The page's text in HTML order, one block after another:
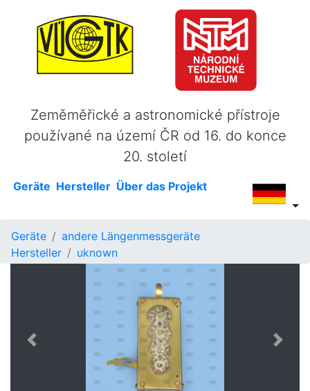
Zeměměřické a astronomické přístroje
používané na území ČR od 16. do konce
20. století
Geräte Hersteller Über das Projekt
Geräte
andere Längenmessgeräte
Hersteller
uknown
Vorherige